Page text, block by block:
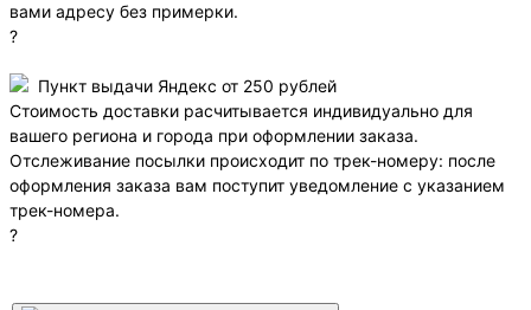
вами адресу без примерки.
?
Пункт выдачи Яндекс от 250 рублей
Стоимость доставки расчитывается индивидуально для
вашего региона и города при оформлении заказа.
Отслеживание посылки происходит по трек-номеру: после
оформления заказа вам поступит уведомление с указанием
трек-номера.
?